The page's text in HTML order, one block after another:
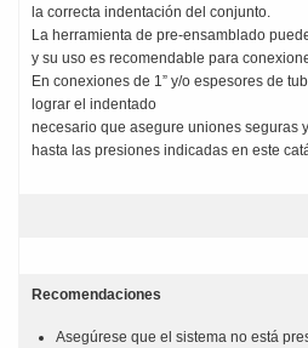
la correcta indentación del conjunto.
La herramienta de pre-ensamblado
y su uso es recomendable para
En conexiones de 1” y/o espesores de
lograr el indentado
necesario que asegure uniones seguras
hasta las presiones indicadas en este
Recomendaciones
Asegúrese que el sistema no está